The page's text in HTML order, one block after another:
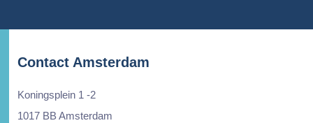
Contact Amsterdam
Koningsplein 1 -2
1017 BB Amsterdam